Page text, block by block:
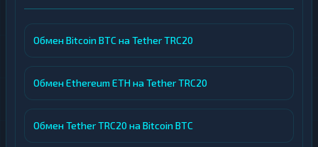
Обмен Bitcoin BTC на Tether TRC20
Обмен Ethereum ETH на Tether TRC20
Обмен Tether TRC20 на Bitcoin BTC